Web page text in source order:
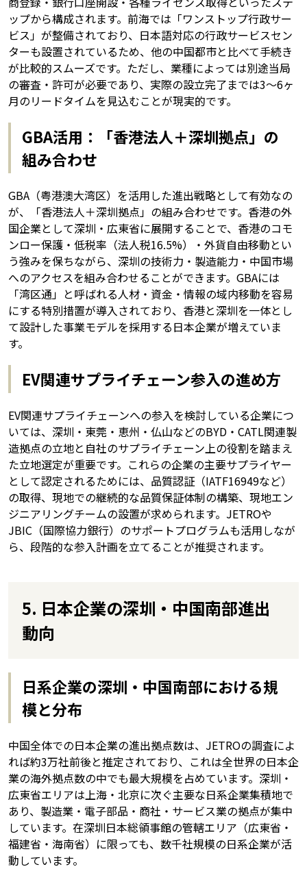
ップから構成されます。前海では「ワンストップ行政サー
ビス」が整備されており、日本語対応の行政サービスセン
ターも設置されているため、他の中国都市と比べて手続き
が比較的スムーズです。ただし、業種によっては別途当局
の審査・許可が必要であり、実際の設立完了までは3〜6ヶ
月のリードタイムを見込むことが現実的です。
GBA活用：「香港法人＋深圳拠点」の
組み合わせ
GBA（粤港澳大湾区）を活用した進出戦略として有効なの
が、「香港法人＋深圳拠点」の組み合わせです。香港の外
国企業として深圳・広東省に展開することで、香港のコモ
ンロー保護・低税率（法人税16.5%）・外貨自由移動とい
う強みを保ちながら、深圳の技術力・製造能力・中国市場
へのアクセスを組み合わせることができます。GBAには
「湾区通」と呼ばれる人材・資金・情報の域内移動を容易
にする特別措置が導入されており、香港と深圳を一体とし
て設計した事業モデルを採用する日本企業が増えていま
す。
EV関連サプライチェーン参入の進め方
EV関連サプライチェーンへの参入を検討している企業につ
いては、深圳・東莞・恵州・仏山などのBYD・CATL関連製
造拠点の立地と自社のサプライチェーン上の役割を踏まえ
た立地選定が重要です。これらの企業の主要サプライヤー
として認定されるためには、品質認証（IATF16949など）
の取得、現地での継続的な品質保証体制の構築、現地エン
ジニアリングチームの設置が求められます。JETROや
JBIC（国際協力銀行）のサポートプログラムも活用しなが
ら、段階的な参入計画を立てることが推奨されます。
5. 日本企業の深圳・中国南部進出
動向
日系企業の深圳・中国南部における規
模と分布
中国全体での日本企業の進出拠点数は、JETROの調査によ
れば約3万社前後と推定されており、これは全世界の日本企
業の海外拠点数の中でも最大規模を占めています。深圳・
広東省エリアは上海・北京に次ぐ主要な日系企業集積地で
あり、製造業・電子部品・商社・サービス業の拠点が集中
しています。在深圳日本総領事館の管轄エリア（広東省・
福建省・海南省）に限っても、数千社規模の日系企業が活
動しています。